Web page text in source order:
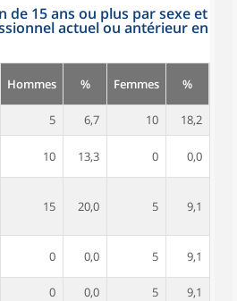
de 15 ans ou plus par sexe et
actuel ou antérieur en
Hommes % Femmes %
5 6,7 10
18,2
10 13,3 0 0,0
15 20,0 5 9,1
0 0,0 5 9,1
0 0,0 5
9,1